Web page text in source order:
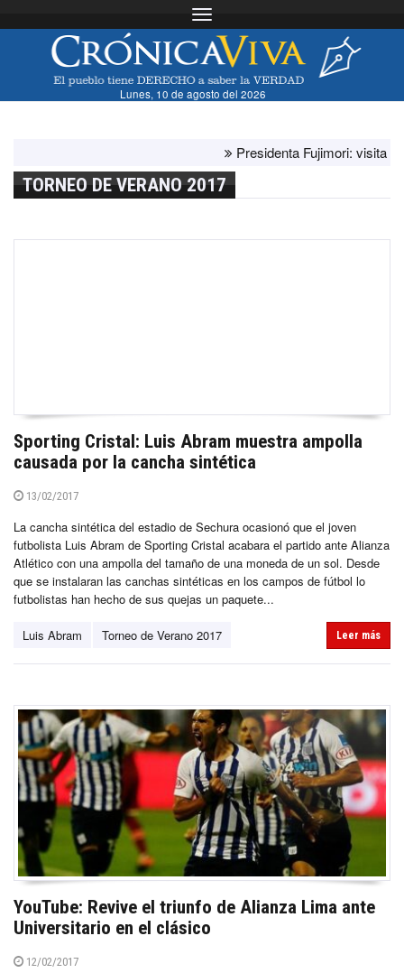
Toggle navigation
Lunes, 10 de agosto del 2026
Presidenta Fujimori: visita del
TORNEO DE VERANO 2017
Sporting Cristal: Luis Abram muestra ampolla
causada por la cancha sintética
13/02/2017
La cancha sintética del estadio de Sechura ocasionó que el joven
futbolista Luis Abram de Sporting Cristal acabara el partido ante Alianza
Atlético con una ampolla del tamaño de una moneda de un sol. Desde
que se instalaran las canchas sintéticas en los campos de fútbol lo
futbolistas han hecho de sus quejas un paquete...
Luis Abram Torneo de Verano 2017 Leer más
YouTube: Revive el triunfo de Alianza Lima ante
Universitario en el clásico
12/02/2017